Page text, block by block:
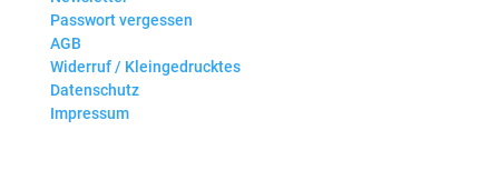
Passwort vergessen
AGB
Widerruf / Kleingedrucktes
Datenschutz
Impressum